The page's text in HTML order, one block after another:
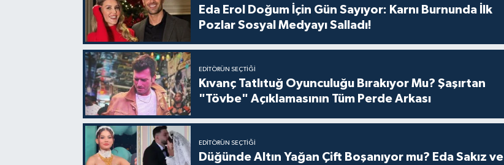
Eda Erol Doğum İçin Gün Sayıyor: Karnı Burnunda İlk
Pozlar Sosyal Medyayı Salladı!
EDITÖRÜN SEÇTIĞI
Kıvanç Tatlıtuğ Oyunculuğu Bırakıyor Mu? Şaşırtan
"Tövbe" Açıklamasının Tüm Perde Arkası
EDITÖRÜN SEÇTIĞI
Düğünde Altın Yağan Çift Boşanıyor mu? Eda Sakız ve